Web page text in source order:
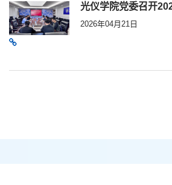
光仪学院党委召开
2026年04月21日